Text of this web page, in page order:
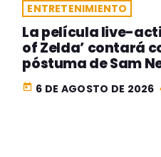
ENTRETENIMIENTO
La película live-
of Zelda’ contará
póstuma de Sam
today 6 DE AGOSTO DE 2026